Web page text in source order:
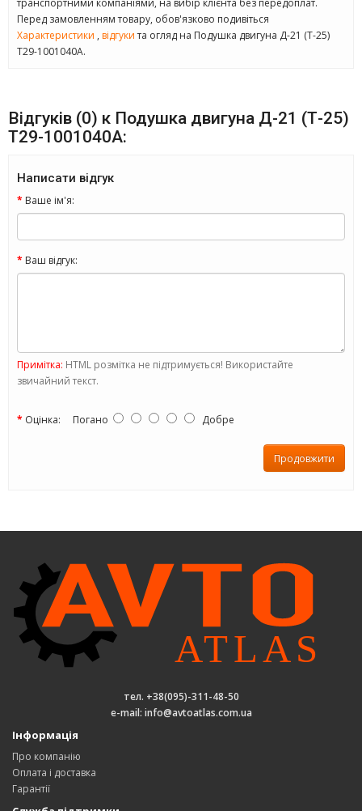
транспортними компаніями, на вибір клієнта без передоплат.
Перед замовленням товару, обов'язково подивіться
Характеристики , відгукита огляд на Подушка двигуна Д-21 (Т-25)
Т29-1001040А.
Відгуків (0) к Подушка двигуна Д-21 (Т-25)
Т29-1001040А:
Написати відгук
Ваше ім'я:
Ваш відгук:
Примітка: HTML розмітка не підтримується! Використайте
звичайний текст.
Оцінка: Погано Добре
Продовжити
тел. +38(095)-311-48-50
e-mail: info@avtoatlas.com.ua
Інформація
Про компанію
Оплата і доставка
Гарантії